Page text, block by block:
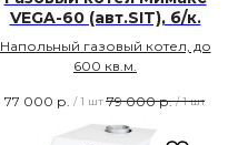
VEGA-60 (авт.SIT), б/к.
Напольный газовый котел, до
600 кв.м.
77 000 р. / 1 шт 79 000 р. / 1 шт